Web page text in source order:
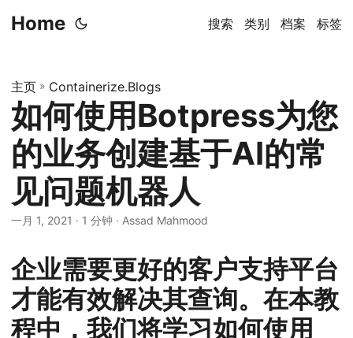
Home 搜索 类别 档案 标签
主页 » Containerize.Blogs
如何使用Botpress为您
的业务创建基于AI的常
见问题机器人
一月 1, 2021 · 1 分钟 · Assad Mahmood
企业需要更好的客户支持平台
才能有效解决其查询。在本教
程中，我们将学习如何使用